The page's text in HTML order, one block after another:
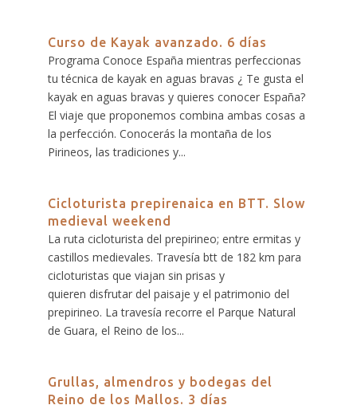
Curso de Kayak avanzado. 6 días
Programa Conoce España mientras perfeccionas
tu técnica de kayak en aguas bravas ¿ Te gusta el
kayak en aguas bravas y quieres conocer España?
El viaje que proponemos combina ambas cosas a
la perfección. Conocerás la montaña de los
Pirineos, las tradiciones y...
Cicloturista prepirenaica en BTT. Slow
medieval weekend
La ruta cicloturista del prepirineo; entre ermitas y
castillos medievales. Travesía btt de 182 km para
cicloturistas que viajan sin prisas y
quieren disfrutar del paisaje y el patrimonio del
prepirineo. La travesía recorre el Parque Natural
de Guara, el Reino de los...
Grullas, almendros y bodegas del
Reino de los Mallos. 3 días